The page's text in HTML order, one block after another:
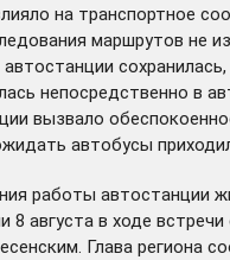
на транспортное
маршрутов не
непосредственно в
вызвало
автобусы
работы автостанции
8 августа в ходе встречи
Глава региона